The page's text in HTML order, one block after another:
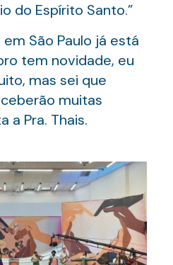
do Espírito Santo.”
São Paulo já está
tem novidade, eu
mas sei que
muitas
a Pra. Thais.